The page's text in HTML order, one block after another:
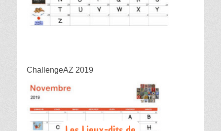
ChallengeAZ 2019